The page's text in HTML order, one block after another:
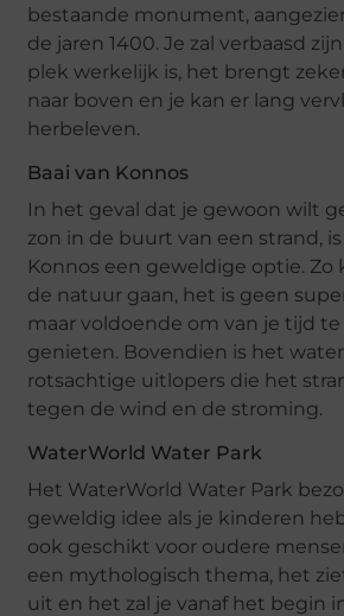
bestaande monument,
de jaren 1400. Je zal verbaasd
plek werkelijk is, het brengt
naar boven en je kan er lang
herbeleven.
Baai van Konnos
In het geval dat je gewoon wilt
zon in de buurt van een strand,
Konnos een geweldige optie. Zo
de natuur gaan, het is geen
maar voldoende om van je tijd
genieten. Bovendien is het
rotsachtige uitlopers die het
tegen de wind en de stroming.
WaterWorld Water Park
Het WaterWorld Water Park
geweldig idee als je kinderen
ook geschikt voor oudere
een mythologisch thema, het
uit en het zal je vanaf het begin